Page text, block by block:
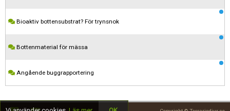
Bioaktiv bottensubstrat? För trynsnok
Bottenmaterial för mässa
Angående buggrapportering